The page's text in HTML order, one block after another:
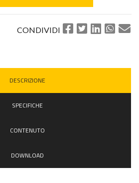
CONDIVIDI
DESCRIZIONE
SPECIFICHE
CONTENUTO
DOWNLOAD